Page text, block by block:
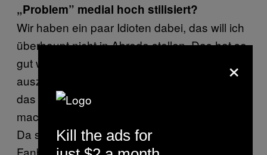
„Problem” medial hoch stilisiert?
Wir haben ein paar Idioten dabei, das will ich
überhaupt nicht in Abrede stellen. Das hat so
gut wie jeder Verein und das ist schwierig
auszumerzen. Wahrscheinlich werden wir
das nie ganz können. Aber letzten Endes
machen viele Journalisten Wind gegen uns.
Da sind drei Idioten, dann ist es der ganze
Fanblock, dann ist es ganz Dresden und der
×
Kill the ads for